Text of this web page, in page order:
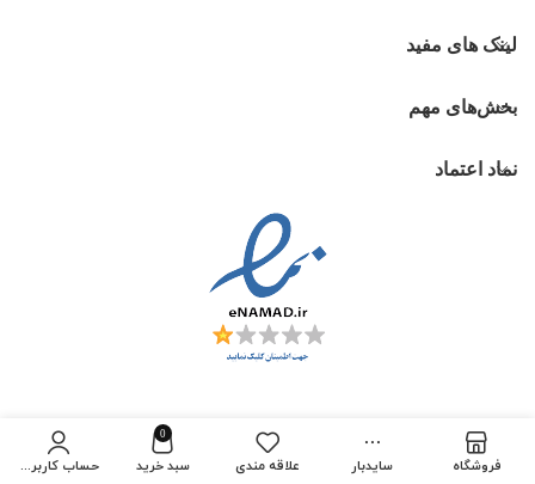
لینک های مفید
بخش‌های مهم
نماد اعتماد
تمام حقوق برای ای پی ال سیب محفوظ است. فروشگاه سایدبار علاقه مندی
0
سبد خرید حساب کاربری من